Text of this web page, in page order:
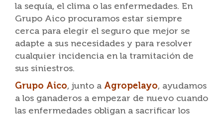
la sequía, el clima o las enfermedades. En
Grupo Aico procuramos estar siempre
cerca para elegir el seguro que mejor se
adapte a sus necesidades y para resolver
cualquier incidencia en la tramitación de
sus siniestros.
Grupo Aico, junto a Agropelayo, ayudamos
a los ganaderos a empezar de nuevo cuando
las enfermedades obligan a sacrificar los